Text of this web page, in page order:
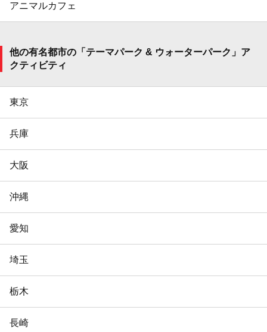
アニマルカフェ
他の有名都市の「テーマパーク & ウォーターパーク」ア
クティビティ
東京
兵庫
大阪
沖縄
愛知
埼玉
栃木
長崎